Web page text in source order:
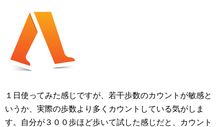
１日使ってみた感じですが、若干歩数のカウントが敏感と
いうか、実際の歩数より多くカウントしている気がしま
す。自分が３００歩ほど歩いて試した感じだと、カウント